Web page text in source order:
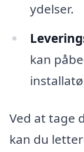
ydelser.
kan
Ved at tage
kan du